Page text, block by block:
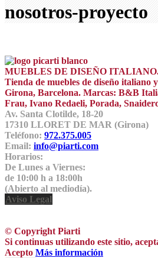
nosotros-proyecto
MUEBLES DE DISEÑO
Tienda de muebles de diseño italiano
Girona, Barcelona. Marcas: B&B
Frau, Ivano Redaeli, Porada,
Av. Santa Clotilde, 18-20
17310 LLORET DE MAR (Girona)
Teléfono: 972.375.005
Email: info@piarti.com
Horarios:
De Lunes a Viernes:
de 10:00 h a 18:00h
(Abierto al mediodía).
Aviso Legal
© Copyright Piarti
Si continuas utilizando este sitio,
Acepto Más información